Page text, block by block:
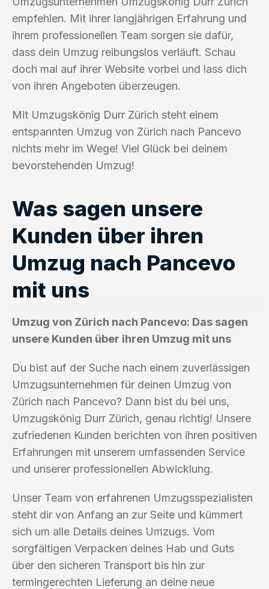
empfehlen. Mit ihrer langjährigen Erfahrung und
ihrem professionellen Team sorgen sie dafür,
dass dein Umzug reibungslos verläuft. Schau
doch mal auf ihrer Website vorbei und lass dich
von ihren Angeboten überzeugen.
Mit Umzugskönig Durr Zürich steht einem
entspannten Umzug von Zürich nach Pancevo
nichts mehr im Wege! Viel Glück bei deinem
bevorstehenden Umzug!
Was sagen unsere
Kunden über ihren
Umzug nach Pancevo
mit uns
Umzug von Zürich nach Pancevo: Das sagen
unsere Kunden über ihren Umzug mit uns
Du bist auf der Suche nach einem zuverlässigen
Umzugsunternehmen für deinen Umzug von
Zürich nach Pancevo? Dann bist du bei uns,
Umzugskönig Durr Zürich, genau richtig! Unsere
zufriedenen Kunden berichten von ihren positiven
Erfahrungen mit unserem umfassenden Service
und unserer professionellen Abwicklung.
Unser Team von erfahrenen Umzugsspezialisten
steht dir von Anfang an zur Seite und kümmert
sich um alle Details deines Umzugs. Vom
sorgfältigen Verpacken deines Hab und Guts
über den sicheren Transport bis hin zur
termingerechten Lieferung an deine neue